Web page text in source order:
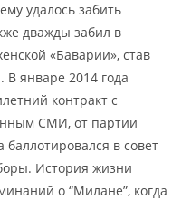
удалось забить
дважды забил в
«Баварии», став
январе 2014 года
контракт с
СМИ, от партии
в совет
История жизни
о “Милане”, когда